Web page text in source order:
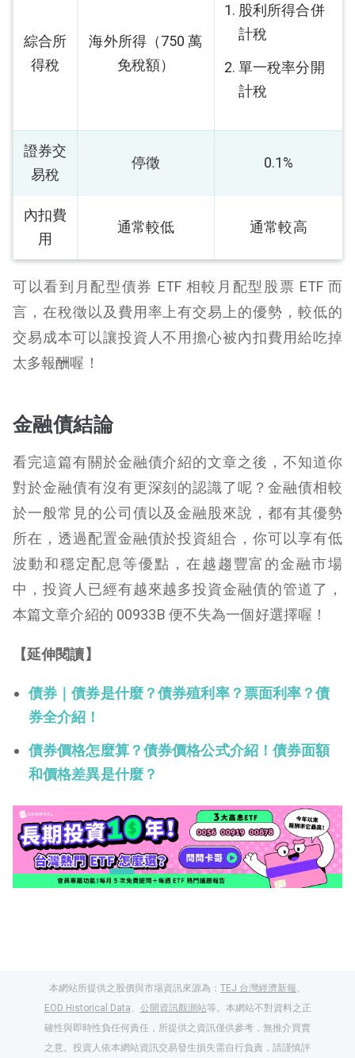
綜合所
得稅
海外所得（750 萬
免稅額）
股利所得合併
計稅
單一稅率分開
計稅
證券交
易稅
停徵 0.1%
內扣費
用
通常較低 通常較高
可以看到月配型債券 ETF 相較月配型股票 ETF 而
言，在稅徵以及費用率上有交易上的優勢，較低的
交易成本可以讓投資人不用擔心被內扣費用給吃掉
太多報酬喔！
金融債結論
看完這篇有關於金融債介紹的文章之後，不知道你
對於金融債有沒有更深刻的認識了呢？金融債相較
於一般常見的公司債以及金融股來說，都有其優勢
所在，透過配置金融債於投資組合，你可以享有低
波動和穩定配息等優點，在越趨豐富的金融市場
中，投資人已經有越來越多投資金融債的管道了，
本篇文章介紹的 00933B 便不失為一個好選擇喔！
【延伸閱讀】
債券｜債券是什麼？債券殖利率？票面利率？債
券全介紹！
債券價格怎麼算？債券價格公式介紹！債券面額
和價格差異是什麼？
本網站所提供之股價與市場資訊來源為： TEJ 台灣經濟新報
EOD Historical Data
公開資訊觀測站等。本網站不對資料之正
確性與即時性負任何責任，所提供之資訊僅供參考，無推介買賣
之意。投資人依本網站資訊交易發生損失需自行負責，請謹慎評